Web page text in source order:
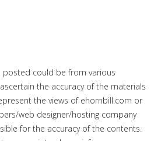
posted could be from various
the accuracy of the materials
the views of ehornbill.com or
web designer/hosting company
for the accuracy of the contents.